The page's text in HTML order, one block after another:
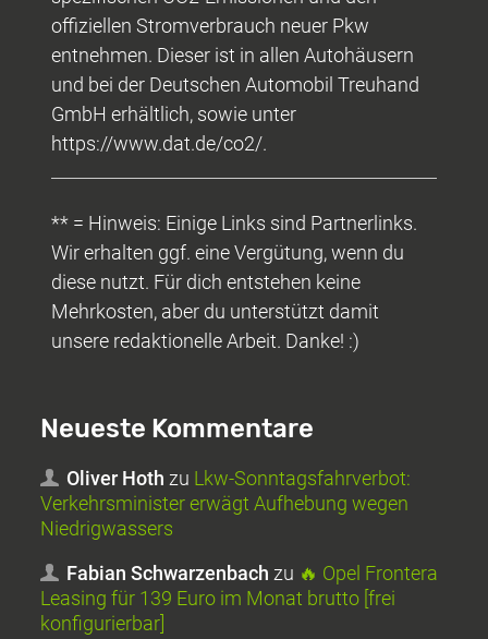
offiziellen Stromverbrauch neuer Pkw
entnehmen. Dieser ist in allen Autohäusern
und bei der Deutschen Automobil Treuhand
GmbH erhältlich, sowie unter
https://www.dat.de/co2/.
** = Hinweis: Einige Links sind Partnerlinks.
Wir erhalten ggf. eine Vergütung, wenn du
diese nutzt. Für dich entstehen keine
Mehrkosten, aber du unterstützt damit
unsere redaktionelle Arbeit. Danke! :)
Neueste Kommentare
Oliver Hoth zu Lkw-Sonntagsfahrverbot:
Verkehrsminister erwägt Aufhebung wegen
Niedrigwassers
Fabian Schwarzenbach zu 🔥 Opel Frontera
Leasing für 139 Euro im Monat brutto [frei
konfigurierbar]